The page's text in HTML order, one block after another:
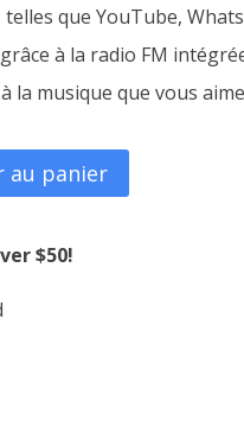
que YouTube,
à la radio FM
la musique que vous
au panier
$50!